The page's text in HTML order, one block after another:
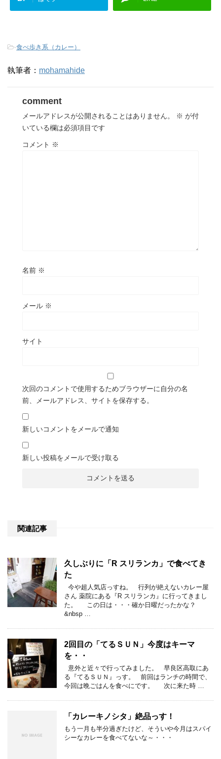
-食べ歩き系（カレー）
執筆者： mohamahide
comment
メールアドレスが公開されることはありません。 ※ が付
いている欄は必須項目です
コメント ※
名前 ※
メール ※
サイト
次回のコメントで使用するためブラウザーに自分の名
前、メールアドレス、サイトを保存する。
新しいコメントをメールで通知
新しい投稿をメールで受け取る
関連記事
久しぶりに「R スリランカ」で食べてき
た
今や超人気店っすね。 行列が絶えないカレー屋
さん 薬院にある『R スリランカ』に行ってきまし
た。 この日は・・・確か日曜だったかな？
&nbsp …
2回目の「てるＳＵＮ」今度はキーマ
を・・
意外と近々で行ってみました。 早良区高取にあ
る『てるＳＵＮ』っす。 前回はランチの時間で、
今回は晩ごはんを食べにです。 次に来た時 …
「カレーキノシタ」絶品っす！
もう一月も半分過ぎたけど、そういや今月はスパイ
シーなカレーを食べてないな～・・・